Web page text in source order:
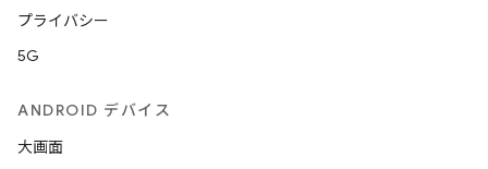
プライバシー
5G
ANDROID デバイス
大画面